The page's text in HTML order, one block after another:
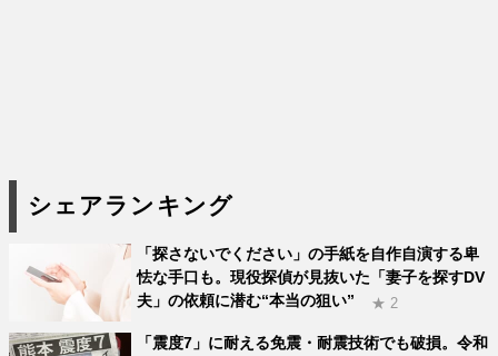
シェアランキング
「探さないでください」の手紙を自作自演する卑
怯な手口も。現役探偵が見抜いた「妻子を探すDV
夫」の依頼に潜む“本当の狙い”
★ 2
「震度7」に耐える免震・耐震技術でも破損。令和